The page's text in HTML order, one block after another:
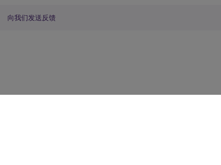
向我们发送反馈